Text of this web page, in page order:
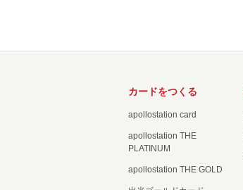
カードをつくる
apollostation card
apollostation THE
PLATINUM
apollostation THE GOLD